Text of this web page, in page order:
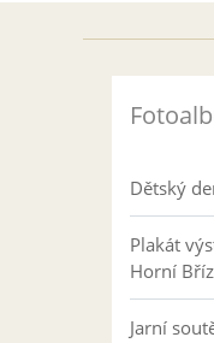
Dětský
Plakát
Horní
Jarní